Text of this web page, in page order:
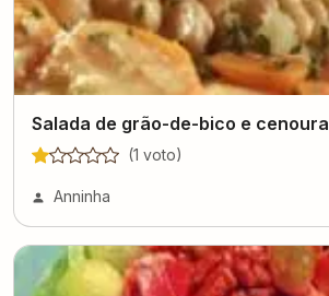
Salada de grão-de-bico e cenoura
(1 voto)
Anninha